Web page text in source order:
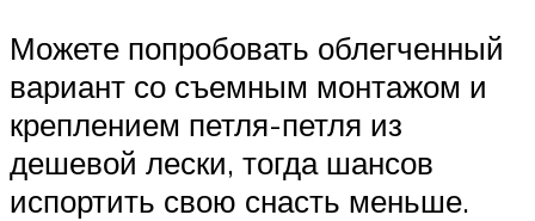
Можете попробовать облегченный
вариант со съемным монтажом и
креплением петля-петля из
дешевой лески, тогда шансов
испортить свою снасть меньше.